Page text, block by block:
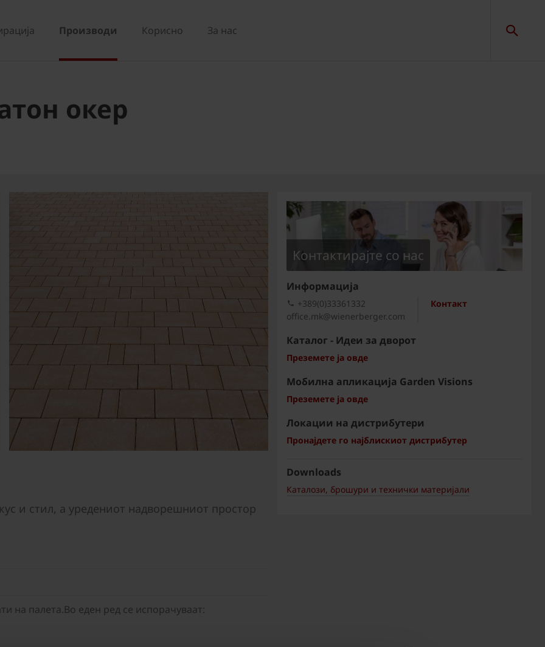
Производи Корисно За нас
окер
и стил, а уредениот надворешниот простор
на палета.Во еден ред се испорачуваат:
Kонтактирајте со нас
Информациja
Контакт
+389(0)33361332
office.mk@wienerberger.com
Каталог - Идеи за дворот
Преземете ја овде
Мобилна апликација Garden Visions
Преземете ја овде
Локации на дистрибутери
Пронајдете го најблискиот дистрибутер
Downloads
Каталози, брошури и технички материјали